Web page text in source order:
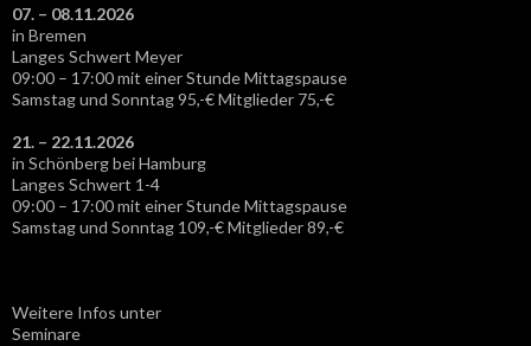
07. – 08.11.2026
in Bremen
Langes Schwert Meyer
09:00 – 17:00 mit einer Stunde Mittagspause
Samstag und Sonntag 95,-€ Mitglieder 75,-€
21. – 22.11.2026
in Schönberg bei Hamburg
Langes Schwert 1-4
09:00 – 17:00 mit einer Stunde Mittagspause
Samstag und Sonntag 109,-€ Mitglieder 89,-€
Weitere Infos unter
Seminare